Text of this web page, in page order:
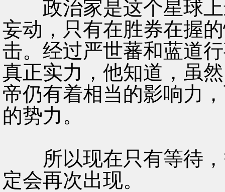
政治家是这个星球上
妄动，只有在胜券在握
击。经过严世蕃和蓝道
真正实力，他知道，虽
帝仍有着相当的影响力
的势力。
所以现在只有等待，
定会再次出现。